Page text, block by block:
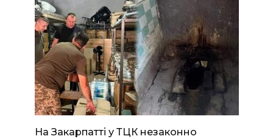
На Закарпатті у ТЦК незаконно